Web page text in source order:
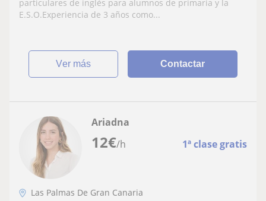
particulares de inglés para alumnos de primaria y la
E.S.O.Experiencia de 3 años como...
ver más Contactar
12€/h 1ª clase gratis
Ariadna
Las Palmas De Gran Canaria